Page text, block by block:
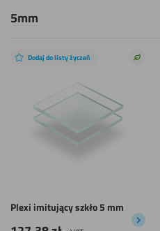
5mm
Dodaj do listy życzeń
Plexi imitujący szkło 5 mm